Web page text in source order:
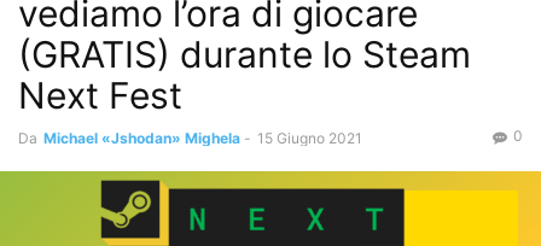
vediamo l’ora di giocare
(GRATIS) durante lo Steam
Next Fest
Da Michael «Jshodan» Mighela - 15 Giugno 2021 0